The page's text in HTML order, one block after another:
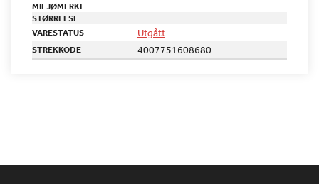
MILJØMERKE
STØRRELSE
VARESTATUS
Utgått
STREKKODE 4007751608680